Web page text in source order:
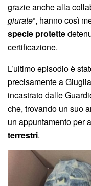
grazie anche alla
giurate“, hanno così
specie protette
certificazione.
L’ultimo episodio è
precisamente a
incastrato dalle
che, trovando un suo
un appuntamento per
terrestri.